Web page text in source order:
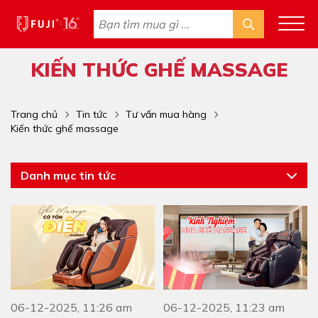
KIẾN THỨC GHẾ MASSAGE
Trang chủ Tin tức
Tư vấn mua hàng
Kiến thức ghế massage
Danh mục tin tức
06-12-2025, 11:26 am 06-12-2025, 11:23 am